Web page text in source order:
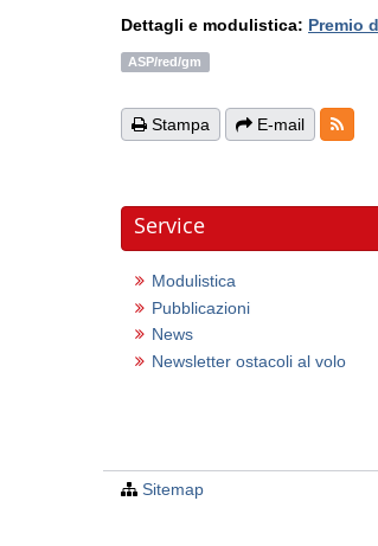
Dettagli e modulistica: Premio
ASP/red/gm
Stampa E-mail
Service
Modulistica
Pubblicazioni
News
Newsletter ostacoli al volo
Sitemap